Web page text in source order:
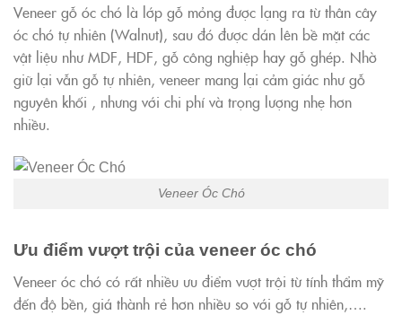
Veneer gỗ óc chó là lớp gỗ mỏng được lạng ra từ thân cây
óc chó tự nhiên (Walnut), sau đó được dán lên bề mặt các
vật liệu như MDF, HDF, gỗ công nghiệp hay gỗ ghép. Nhờ
giữ lại vẫn gỗ tự nhiên, veneer mang lại cảm giác như gỗ
nguyên khối , nhưng với chi phí và trọng lượng nhẹ hơn
nhiều.
Veneer Óc Chó
Ưu điểm vượt trội của veneer óc chó
Veneer óc chó có rất nhiều ưu điểm vượt trội từ tính thẩm mỹ
đến độ bền, giá thành rẻ hơn nhiều so với gỗ tự nhiên,….